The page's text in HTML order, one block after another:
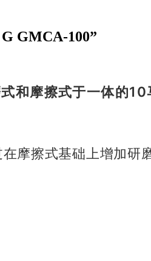
GMCA-100”
和摩擦式于一体的
在摩擦式基础上增加研